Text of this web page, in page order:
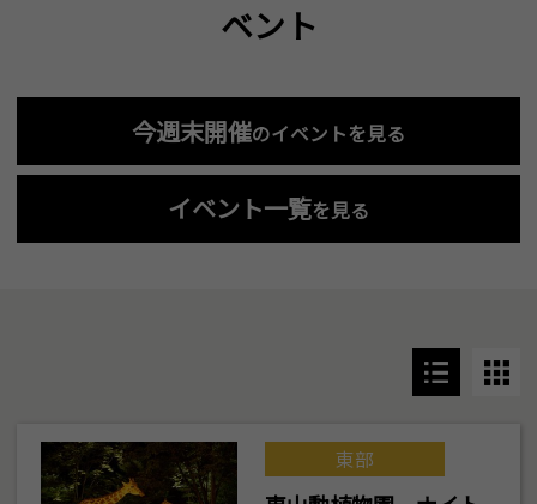
ベント
今週末開催のイベントを見る
イベント一覧を見る
東部